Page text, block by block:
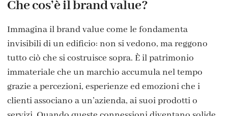
Che cos’è il brand value?
Immagina il brand value come le fondamenta
invisibili di un edificio: non si vedono, ma reggono
tutto ciò che si costruisce sopra. È il patrimonio
immateriale che un marchio accumula nel tempo
grazie a percezioni, esperienze ed emozioni che i
clienti associano a un’azienda, ai suoi prodotti o